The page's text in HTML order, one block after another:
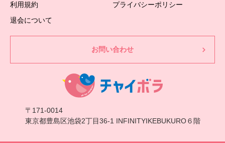
利用規約
プライバシーポリシー
退会について
お問い合わせ
〒171-0014
東京都豊島区池袋2丁目36-1 INFINITYIKEBUKURO６階